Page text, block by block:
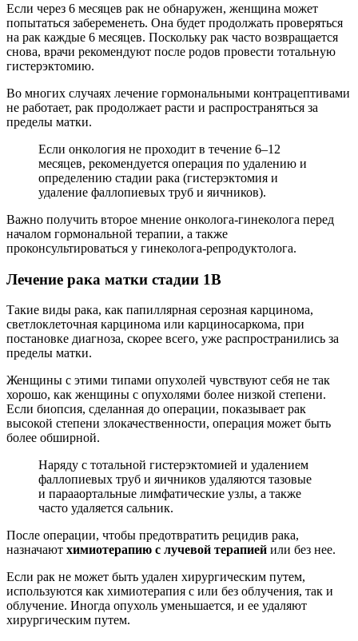
Если через 6 месяцев рак не обнаружен, женщина может
попытаться забеременеть. Она будет продолжать проверяться
на рак каждые 6 месяцев. Поскольку рак часто возвращается
снова, врачи рекомендуют после родов провести тотальную
гистерэктомию.
Во многих случаях лечение гормональными контрацептивами
не работает, рак продолжает расти и распространяться за
пределы матки.
Если онкология не проходит в течение 6–12
месяцев, рекомендуется операция по удалению и
определению стадии рака (гистерэктомия и
удаление фаллопиевых труб и яичников).
Важно получить второе мнение онколога-гинеколога перед
началом гормональной терапии, а также
проконсультироваться у гинеколога-репродуктолога.
Лечение рака матки стадии 1B
Такие виды рака, как папиллярная серозная карцинома,
светлоклеточная карцинома или карциносаркома, при
постановке диагноза, скорее всего, уже распространились за
пределы матки.
Женщины с этими типами опухолей чувствуют себя не так
хорошо, как женщины с опухолями более низкой степени.
Если биопсия, сделанная до операции, показывает рак
высокой степени злокачественности, операция может быть
более обширной.
Наряду с тотальной гистерэктомией и удалением
фаллопиевых труб и яичников удаляются тазовые
и парааортальные лимфатические узлы, а также
часто удаляется сальник.
После операции, чтобы предотвратить рецидив рака,
назначают химиотерапию с лучевой терапией или без нее.
Если рак не может быть удален хирургическим путем,
используются как химиотерапия с или без облучения, так и
облучение. Иногда опухоль уменьшается, и ее удаляют
хирургическим путем.